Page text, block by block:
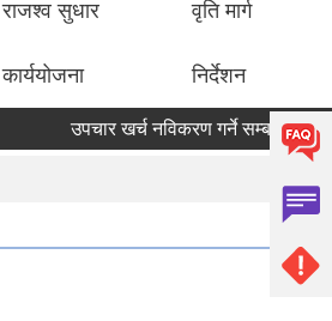
राजश्व सुधार
कार्ययोजना
वृति मार्ग
निर्देशन
उपचार खर्च नविकरण गर्ने सम्बन्धमा